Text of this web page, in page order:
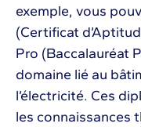
exemple, vous
(Certificat
Pro (Baccalauréat
domaine lié au
l’électricité. Ces
les connaissances